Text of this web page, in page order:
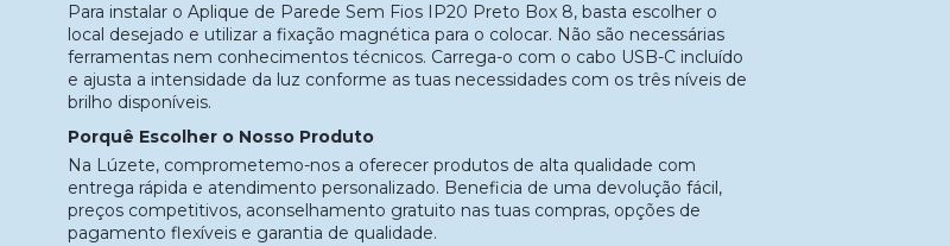
Para instalar o Aplique de Parede Sem Fios IP20 Preto Box 8, basta escolher o
local desejado e utilizar a fixação magnética para o colocar. Não são necessárias
ferramentas nem conhecimentos técnicos. Carrega-o com o cabo USB-C incluído
e ajusta a intensidade da luz conforme as tuas necessidades com os três níveis de
brilho disponíveis.
Porquê Escolher o Nosso Produto
Na Lúzete, comprometemo-nos a oferecer produtos de alta qualidade com
entrega rápida e atendimento personalizado. Beneficia de uma devolução fácil,
preços competitivos, aconselhamento gratuito nas tuas compras, opções de
pagamento flexíveis e garantia de qualidade.